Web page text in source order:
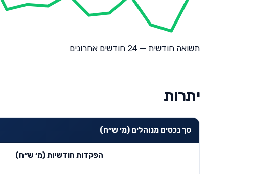
תשואה חודשית — 24 חודשים אחרונים
יתרות
סך נכסים מנוהלים (מ׳ ש״ח)
הפקדות חודשיות (מ׳ ש״ח)